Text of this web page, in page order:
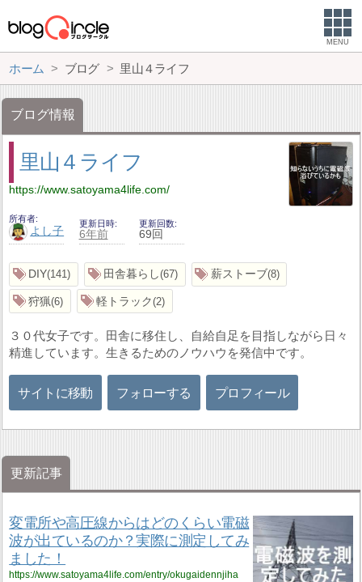
MENU
ホーム ブログ 里山４ライフ
ブログ情報
里山４ライフ
https://www.satoyama4life.com/
所有者
よし子
更新日時
6年前
更新回数
69回
DIY 141 田舎暮らし 67 薪ストーブ 8
狩猟 6 軽トラック 2
３０代女子です。田舎に移住し、自給自足を目指しながら日々
精進しています。生きるためのノウハウを発信中です。
サイトに移動 フォローする プロフィール
更新記事
変電所や高圧線からはどのくらい電磁
波が出ているのか？実際に測定してみ
ました！
https://www.satoyama4life.com/entry/okugaidennjiha